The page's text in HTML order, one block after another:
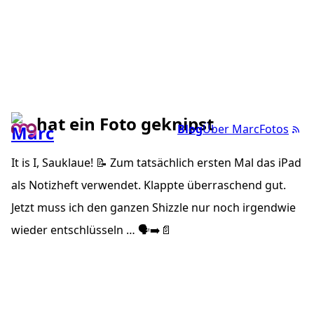
BlogÜber MarcFotos
hat ein Foto geknipst
It is I, Sauklaue! 📝 Zum tatsächlich ersten Mal das iPad
als Notizheft verwendet. Klappte überraschend gut.
Jetzt muss ich den ganzen Shizzle nur noch irgendwie
wieder entschlüsseln … 🗣➡️📄